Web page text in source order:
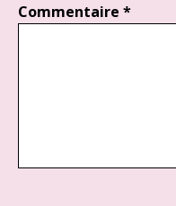
Commentaire *